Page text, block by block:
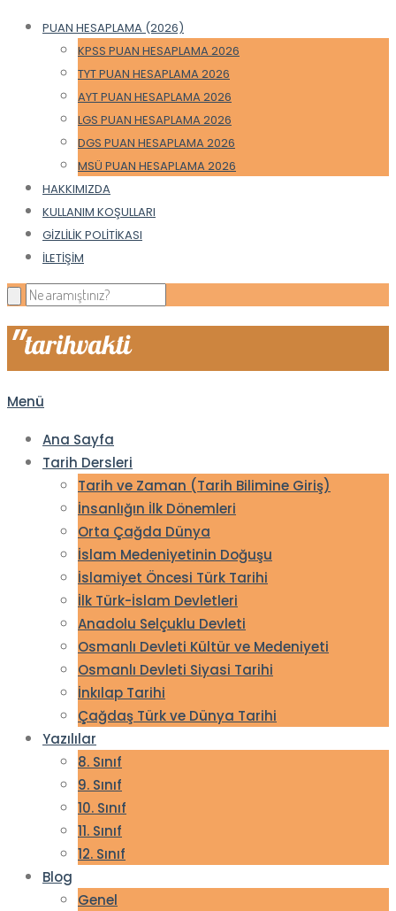
PUAN HESAPLAMA (2026)
KPSS PUAN HESAPLAMA 2026
TYT PUAN HESAPLAMA 2026
AYT PUAN HESAPLAMA 2026
LGS PUAN HESAPLAMA 2026
DGS PUAN HESAPLAMA 2026
MSÜ PUAN HESAPLAMA 2026
HAKKIMIZDA
KULLANIM KOŞULLARI
GIZLILIK POLITIKASI
İLETIŞIM
Menü
Ana Sayfa
Tarih Dersleri
Tarih ve Zaman (Tarih Bilimine Giriş)
İnsanlığın İlk Dönemleri
Orta Çağda Dünya
İslam Medeniyetinin Doğuşu
İslamiyet Öncesi Türk Tarihi
İlk Türk-İslam Devletleri
Anadolu Selçuklu Devleti
Osmanlı Devleti Kültür ve Medeniyeti
Osmanlı Devleti Siyasi Tarihi
İnkılap Tarihi
Çağdaş Türk ve Dünya Tarihi
Yazılılar
8. Sınıf
9. Sınıf
10. Sınıf
11. Sınıf
12. Sınıf
Blog
Genel